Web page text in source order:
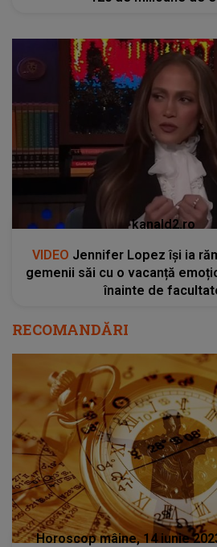
kanald2.ro
VIDEO Jennifer Lopez își ia
gemenii săi cu o vacanță
înainte de
RECOMANDĂRI
Horoscop mâine, 14 iunie